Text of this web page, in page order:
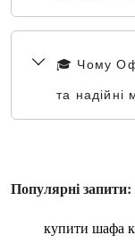
🎓 Чому
та надійні
Популярні запити:
купити шафа